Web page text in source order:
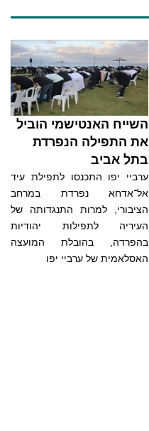
השייח האנטישמי הוביל
את התפילה הנפרדת
בתל אביב
ערביי יפו התכנסו לתפילת עיד
אל־אדחא נפרדת במרחב
הציבורי, למרות התנגדותה של
העיריה לתפילות יהודיות
בהפרדה, בהובלת המועצה
האסלאמית של ערביי יפו